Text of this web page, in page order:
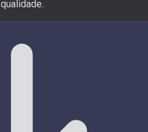
qualidade.